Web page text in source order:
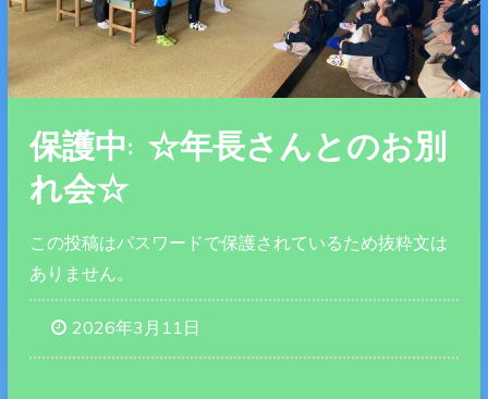
保護中: ☆年長さんとのお別
れ会☆
この投稿はパスワードで保護されているため抜粋文は
ありません。
2026年3月11日